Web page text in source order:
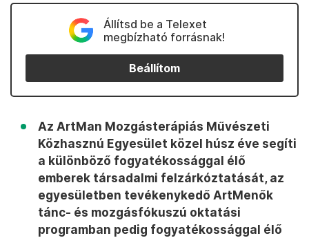
Állítsd be a Telexet
megbízható forrásnak!
Beállítom
Az ArtMan Mozgásterápiás Művészeti
Közhasznú Egyesület közel húsz éve segíti
a különböző fogyatékossággal élő
emberek társadalmi felzárkóztatását, az
egyesületben tevékenykedő ArtMenők
tánc- és mozgásfókuszú oktatási
programban pedig fogyatékossággal élő